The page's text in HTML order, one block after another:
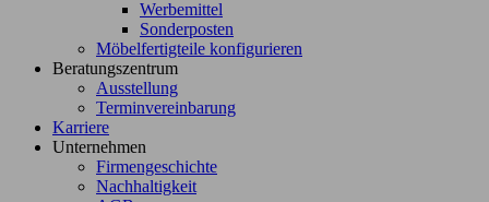
Werbemittel
Sonderposten
Möbelfertigteile konfigurieren
Beratungszentrum
Ausstellung
Terminvereinbarung
Karriere
Unternehmen
Firmengeschichte
Nachhaltigkeit